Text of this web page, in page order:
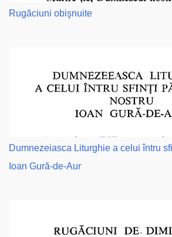
Rugăciuni obişnuite
Dumnezeiasca Liturghie a celui întru
Ioan Gură-de-Aur